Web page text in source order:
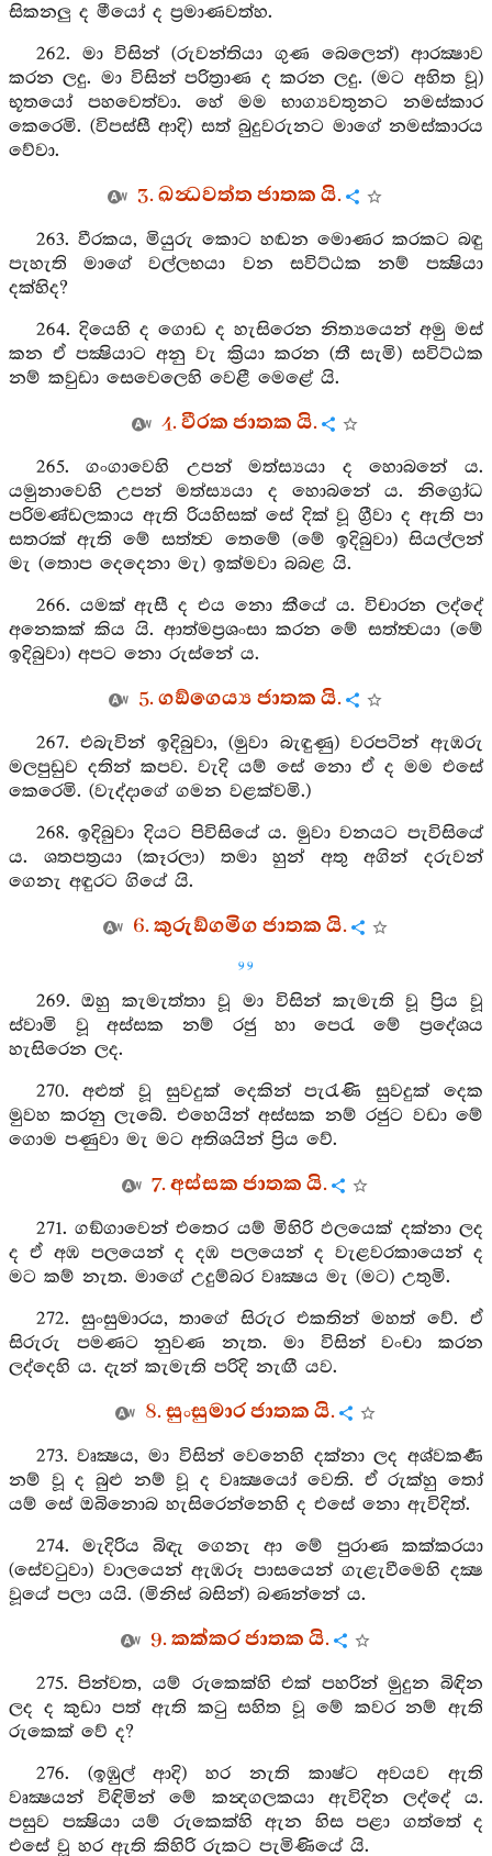
සිකනලු ද මීයෝ ද ප්‍රමාණවත්හ.
262. මා විසින් (රුවන්තියා ගුණ බෙලෙන්) ආරක්‍ෂාව
කරන ලදු. මා විසින් පරිත්‍රාණ ද කරන ලදු. (මට අහිත වූ)
භූතයෝ පහවෙත්වා. හේ මම භාග්‍යවතුනට නමස්කාර
කෙරෙමි. (විපස්සී ආදි) සත් බුදුවරුනට මාගේ නමස්කාරය
වේවා.
3. ඛන්‍ධවත්ත ජාතක යි.
263. වීරකය, මියුරු කොට හඬන මොණර කරකට බඳු
පැහැති මාගේ වල්ලභයා වන සවිට්ඨක නම් පක්‍ෂියා
දක්හිද?
264. දියෙහි ද ගොඩ ද හැසිරෙන නිත්‍යයෙන් අමු මස්
කන ඒ පක්‍ෂියාට අනු වැ ක්‍රියා කරන (තී සැමි) සවිට්ඨක
නම් කවුඩා සෙවෙලෙහි වෙළී මෙළේ යි.
4. වීරක ජාතක යි.
265. ගංගාවෙහි උපන් මත්ස්‍යයා ද හොබනේ ය.
යමුනාවෙහි උපන් මත්ස්‍යයා ද හොබනේ ය. නිග්‍රෝධ
පරිමණ්ඩලකාය ඇති රියහිසක් සේ දික් වූ ග්‍රීවා ද ඇති පා
සතරක් ඇති මේ සත්ත්‍ව තෙමේ (මේ ඉදිබුවා) සියල්ලන්
මැ (තොප දෙදෙනා මැ) ඉක්මවා බබළ යි.
266. යමක් ඇසී ද එය නො කීයේ ය. විචාරන ලද්දේ
අනෙකක් කිය යි. ආත්මප්‍රශංසා කරන මේ සත්ත්‍වයා (මේ
ඉදිබුවා) අපට නො රුස්නේ ය.
5. ගඞ්ගෙය්‍ය ජාතක යි.
267. එබැවින් ඉදිබුවා, (මුවා බැඳුණු) වරපටින් ඇඹරු
මලපුඩුව දතින් කපව. වැදි යම් සේ නො ඒ ද මම එසේ
කෙරෙමි. (වැද්දාගේ ගමන වළක්වමි.)
268. ඉදිබුවා දියට පිවිසියේ ය. මුවා වනයට පැවිසියේ
ය. ශතපත්‍රයා (කෑරලා) තමා හුන් අතු අගින් දරුවන්
ගෙනැ අඳුරට ගියේ යි.
6. කුරුඞ්ගමිග ජාතක යි.
99
269. ඔහු කැමැත්තා වූ මා විසින් කැමැති වූ ප්‍රිය වූ
ස්වාමි වූ අස්සක නම් රජු හා පෙරැ මේ ප්‍රදේශය
හැසිරෙන ලද.
270. අළුත් වූ සුවදුක් දෙකින් පැරැණි සුවදුක් දෙක
මුවහ කරනු ලැබේ. එහෙයින් අස්සක නම් රජුට වඩා මේ
ගොම පණුවා මැ මට අතිශයින් ප්‍රිය වේ.
7. අස්සක ජාතක යි.
271. ගඞ්ගාවෙන් එතෙර යම් මිහිරි ඵලයෙක් දක්නා ලද
ද ඒ අඹ පලයෙන් ද දඹ පලයෙන් ද වැළවරකායෙන් ද
මට කම් නැත. මාගේ උදුම්බර වෘක්‍ෂය මැ (මට) උතුමි.
272. සුංසුමාරය, තාගේ සිරුර එකතින් මහත් වේ. ඒ
සිරුරු පමණට නුවණ නැත. මා විසින් වංචා කරන
ලද්දෙහි ය. දැන් කැමැති පරිදි නැඟී යව.
8. සුංසුමාර ජාතක යි.
273. වෘක්‍ෂය, මා විසින් වෙනෙහි දක්නා ලද අශ්වකර්‍ණ
නම් වූ ද බුළු නම් වූ ද වෘක්‍ෂයෝ වෙති. ඒ රුක්හු තෝ
යම් සේ ඔබිනොබ හැසිරෙන්නෙහි ද එසේ නො ඇවිදිත්.
274. මැදිරිය බිඳැ ගෙනැ ආ මේ පුරාණ කක්කරයා
(සේවටුවා) වාලයෙන් ඇඹරූ පාසයෙන් ගැළැවීමෙහි දක්‍ෂ
වූයේ පලා යයි. (මිනිස් බසින්) බණන්නේ ය.
9. කක්කර ජාතක යි.
275. පින්වත, යම් රුකෙක්හි එක් පහරින් මුදුන බිඳින
ලද ද කුඩා පත් ඇති කටු සහිත වූ මේ කවර නම් ඇති
රුකෙක් වේ ද?
276. (ඉඹුල් ආදි) හර නැති කාෂ්ට අවයව ඇති
වෘක්‍ෂයන් විඳිමින් මේ කන්‍දගලකයා ඇවිදින ලද්දේ ය.
පසුව පක්‍ෂියා යම් රුකෙක්හි ඇන හිස පළා ගත්තේ ද
එසේ වූ හර ඇති කිහිරි රුකට පැමිණියේ යි.